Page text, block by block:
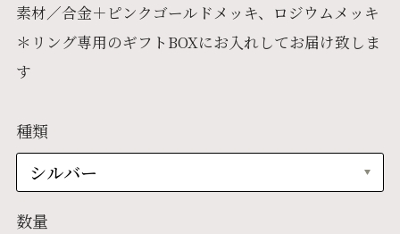
素材／合金＋ピンクゴールドメッキ、ロジウムメッキ
＊リング専用のギフトBOXにお入れしてお届け致しま
す
種類
数量